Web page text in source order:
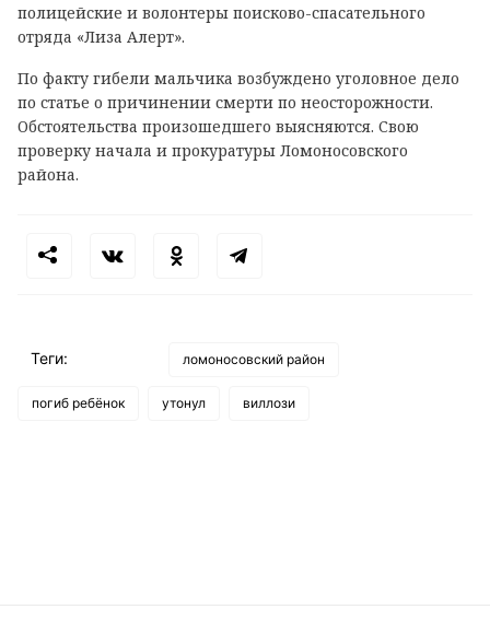
полицейские и волонтеры поисково-спасательного
отряда «Лиза Алерт».
По факту гибели мальчика возбуждено уголовное дело
по статье о причинении смерти по неосторожности.
Обстоятельства произошедшего выясняются. Свою
проверку начала и прокуратуры Ломоносовского
района.
Теги: ломоносовский район
погиб ребёнок утонул виллози